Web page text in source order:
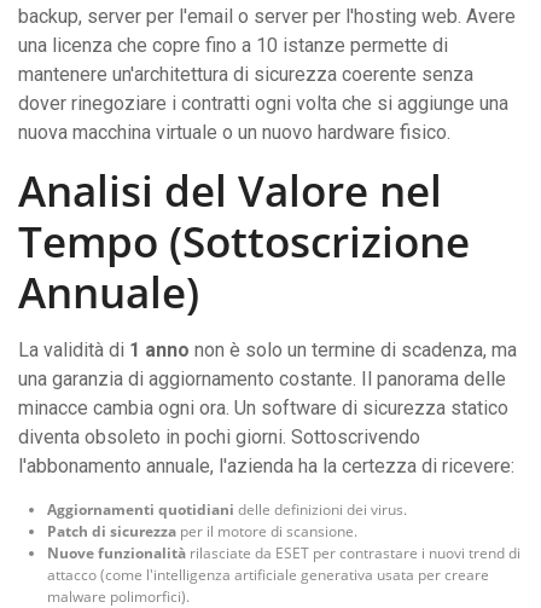
backup, server per l'email o server per l'hosting web. Avere
una licenza che copre fino a 10 istanze permette di
mantenere un'architettura di sicurezza coerente senza
dover rinegoziare i contratti ogni volta che si aggiunge una
nuova macchina virtuale o un nuovo hardware fisico.
Analisi del Valore nel
Tempo (Sottoscrizione
Annuale)
La validità di 1 anno non è solo un termine di scadenza, ma
una garanzia di aggiornamento costante. Il panorama delle
minacce cambia ogni ora. Un software di sicurezza statico
diventa obsoleto in pochi giorni. Sottoscrivendo
l'abbonamento annuale, l'azienda ha la certezza di ricevere:
Aggiornamenti quotidiani delle definizioni dei virus.
Patch di sicurezza per il motore di scansione.
Nuove funzionalità rilasciate da ESET per contrastare i nuovi trend di
attacco (come l'intelligenza artificiale generativa usata per creare
malware polimorfici).